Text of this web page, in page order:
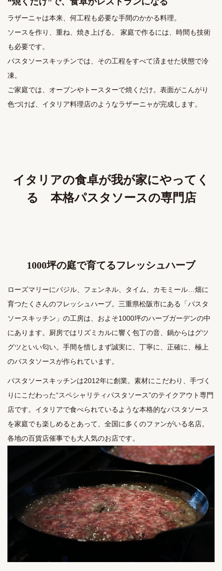
ラザーニャは本来、何工程も必要な手間のかかる料理。
ソースを作り、重ね、焼き上げる。 家庭で作るには、時間も技術
も必要です。
パスタソースキッチンでは、その工程をすべて済ませた状態で冷
凍。
ご家庭では、オーブンやトースターで焼くだけ。表面がこんがり
色づけば、イタリア料理店のようなラザーニャが完成します。
イタリアの食卓が我が家にやってく
る 本格パスタソースの専門店
1000坪の庭で育てるフレッシュハーブ
ローズマリーにバジル、フェンネル、タイム、カモミール…畑に
育つたくさんのフレッシュハーブ。三重県松阪市にある「パスタ
ソースキッチン」の工房は、およそ1000坪のハーブガーデンの中
にあります。厨房ではリズミカルに響く包丁の音、鍋からはグツ
グツといい匂い。手間を惜しまず誠実に、丁寧に、正確に、極上
のパスタソースが作られています。
パスタソースキッチンは2012年に創業。素材にこだわり、手づく
りにこだわった“スペシャリティパスタソース”のテイクアウト専門
店です。イタリアで食べられているような本格的なパスタソース
を家庭でも楽しめるとあって、全国に多くのファンがいる名店。
各地の百貨店催事でも大人気のお店です。